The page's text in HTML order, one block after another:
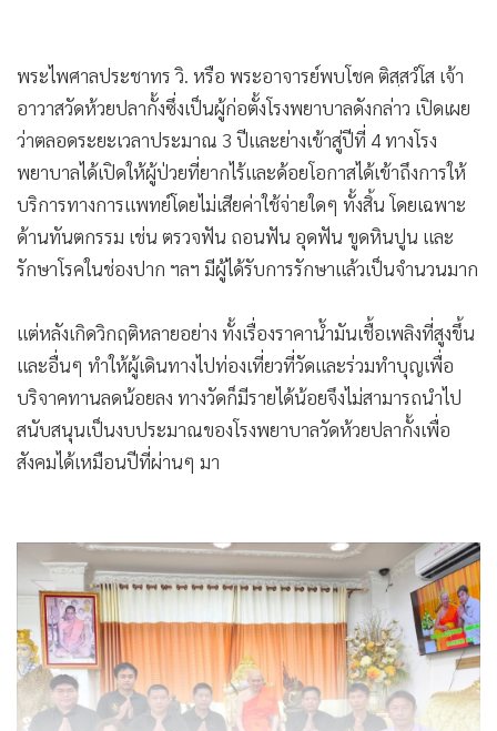
พระไพศาลประชาทร วิ. หรือ พระอาจารย์พบโชค ติสฺสวํโส เจ้า
อาวาสวัดห้วยปลากั้งซึ่งเป็นผู้ก่อตั้งโรงพยาบาลดังกล่าว เปิดเผย
ว่าตลอดระยะเวลาประมาณ 3 ปีและย่างเข้าสู่ปีที่ 4 ทางโรง
พยาบาลได้เปิดให้ผู้ป่วยที่ยากไร้และด้อยโอกาสได้เข้าถึงการให้
บริการทางการแพทย์โดยไม่เสียค่าใช้จ่ายใดๆ ทั้งสิ้น โดยเฉพาะ
ด้านทันตกรรม เช่น ตรวจฟัน ถอนฟัน อุดฟัน ขูดหินปูน และ
รักษาโรคในช่องปาก ฯลฯ มีผู้ได้รับการรักษาแล้วเป็นจำนวนมาก
แต่หลังเกิดวิกฤติหลายอย่าง ทั้งเรื่องราคาน้ำมันเชื้อเพลิงที่สูงขึ้น
และอื่นๆ ทำให้ผู้เดินทางไปท่องเที่ยวที่วัดและร่วมทำบุญเพื่อ
บริจาคทานลดน้อยลง ทางวัดก็มีรายได้น้อยจึงไม่สามารถนำไป
สนับสนุนเป็นงบประมาณของโรงพยาบาลวัดห้วยปลากั้งเพื่อ
สังคมได้เหมือนปีที่ผ่านๆ มา